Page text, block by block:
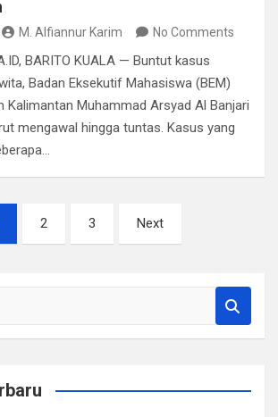
M. Alfiannur Karim No Comments
BARITO KUALA — Buntut kasus
Badan Eksekutif Mahasiswa (BEM)
Kalimantan Muhammad Arsyad Al Banjari
mengawal hingga tuntas. Kasus yang
2 3 Next